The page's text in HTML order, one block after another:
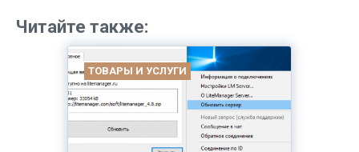
Читайте также:
ТОВАРЫ И УСЛУГИ